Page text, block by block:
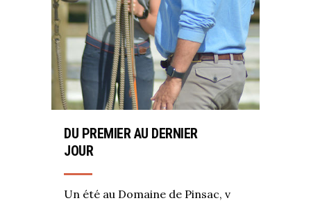
DU PREMIER AU DERNIER
JOUR
Un été au Domaine de Pinsac, v